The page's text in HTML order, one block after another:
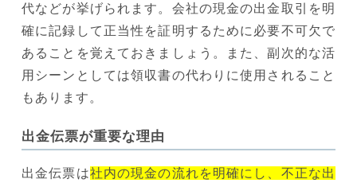
代などが挙げられます。会社の現金の出金取引を明
確に記録して正当性を証明するために必要不可欠で
あることを覚えておきましょう。また、副次的な活
用シーンとしては領収書の代わりに使用されること
もあります。
出金伝票が重要な理由
出金伝票は社内の現金の流れを明確にし、不正な出